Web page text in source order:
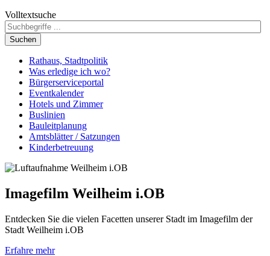
Volltextsuche
Suchen
Rathaus, Stadtpolitik
Was erledige ich wo?
Bürgerserviceportal
Eventkalender
Hotels und Zimmer
Buslinien
Bauleitplanung
Amtsblätter / Satzungen
Kinderbetreuung
Imagefilm Weilheim i.OB
Entdecken Sie die vielen Facetten unserer Stadt im Imagefilm der
Stadt Weilheim i.OB
Erfahre mehr